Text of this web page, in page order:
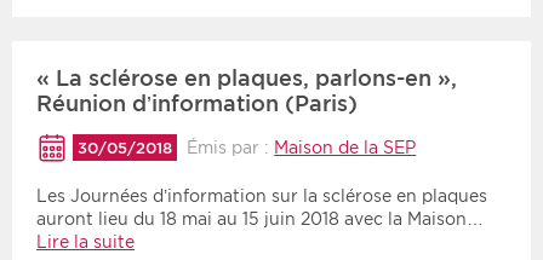
« La sclérose en plaques, parlons-en »,
Réunion d’information (Paris)
30/05/2018 Émis par : Maison de la SEP
Les Journées d’information sur la sclérose en plaques
auront lieu du 18 mai au 15 juin 2018 avec la Maison…
Lire la suite